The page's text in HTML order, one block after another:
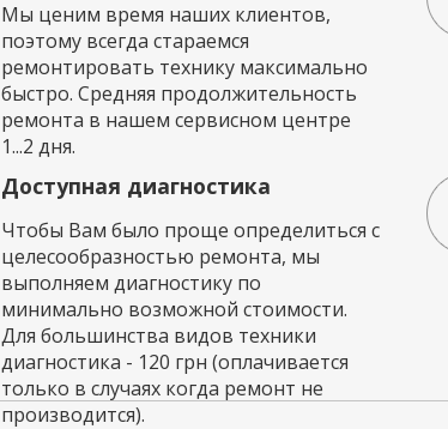
Мы ценим время наших клиентов,
поэтому всегда стараемся
ремонтировать технику максимально
быстро. Средняя продолжительность
ремонта в нашем сервисном центре
1...2 дня.
Доступная диагностика
Чтобы Вам было проще определиться с
целесообразностью ремонта, мы
выполняем диагностику по
минимально возможной стоимости.
Для большинства видов техники
диагностика - 120 грн (оплачивается
только в случаях когда ремонт не
производится).